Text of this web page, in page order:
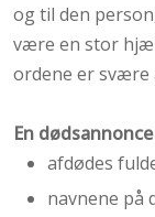
og til den
være en stor
ordene er svære
En
afdødes
​navnene på